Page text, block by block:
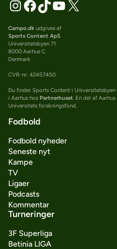
Campo.dkudgives af
Sports Content ApS
Universitetsbyen 71
8000 Aarhus C
Denmark
CVR-nr: 42457450
Du finder Sports Content i Universitetsbyen
i Aarhus hos Partnerhuset. En del af Aarhus
Universitets forskningsfond.
Fodbold
Fodbold nyheder
Seneste nyt
Kampe
TV
Ligaer
Podcasts
Kommentar
Turneringer
3F Superliga
Betinia LIGA